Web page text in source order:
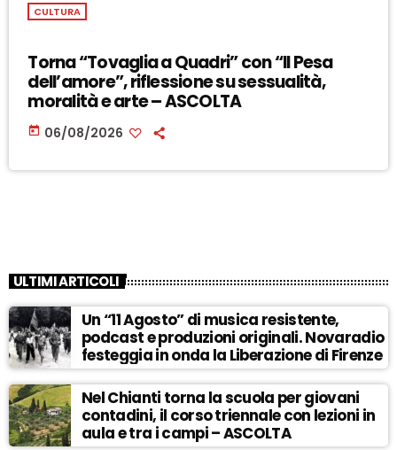
CULTURA
Torna “Tovaglia a Quadri” con “Il Pesa
dell’amore”, riflessione su sessualità,
moralità e arte – ASCOLTA
today 06/08/2026
ULTIMI ARTICOLI
Un “11 Agosto” di musica resistente,
podcast e produzioni originali. Novaradio
festeggia in onda la Liberazione di Firenze
Nel Chianti torna la scuola per giovani
contadini, il corso triennale con lezioni in
aula e tra i campi – ASCOLTA